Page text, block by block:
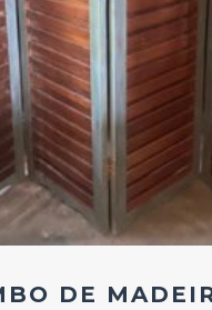
Add
ao
Favoritos
DE